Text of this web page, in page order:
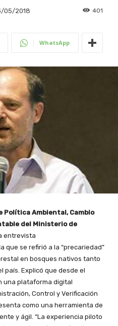
05/2018 401
WhatsApp
Política Ambiental, Cambio
del Ministerio de
entrevista
que se refirió a la “precariedad”
en bosques nativos tanto
país. Explicó que desde el
una plataforma digital
Control y Verificación
como una herramienta de
y ágil. “La experiencia piloto